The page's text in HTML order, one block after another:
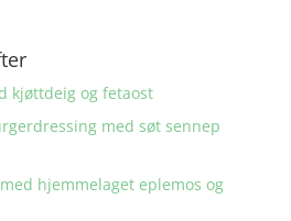
kjøttdeig og fetaost
med søt sennep
hjemmelaget eplemos og